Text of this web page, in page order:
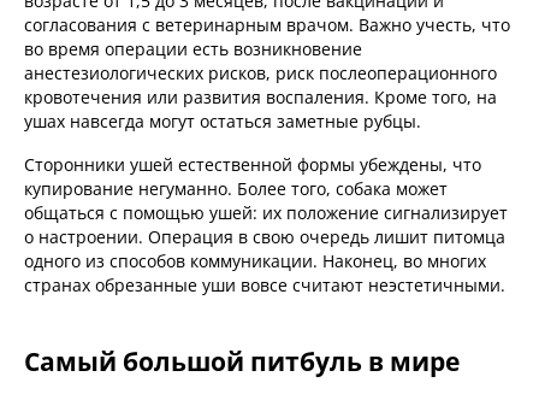
согласования с ветеринарным врачом. Важно учесть, что
во время операции есть возникновение
анестезиологических рисков, риск послеоперационного
кровотечения или развития воспаления. Кроме того, на
ушах навсегда могут остаться заметные рубцы.
Сторонники ушей естественной формы убеждены, что
купирование негуманно. Более того, собака может
общаться с помощью ушей: их положение сигнализирует
о настроении. Операция в свою очередь лишит питомца
одного из способов коммуникации. Наконец, во многих
странах обрезанные уши вовсе считают неэстетичными.
Самый большой питбуль в мире